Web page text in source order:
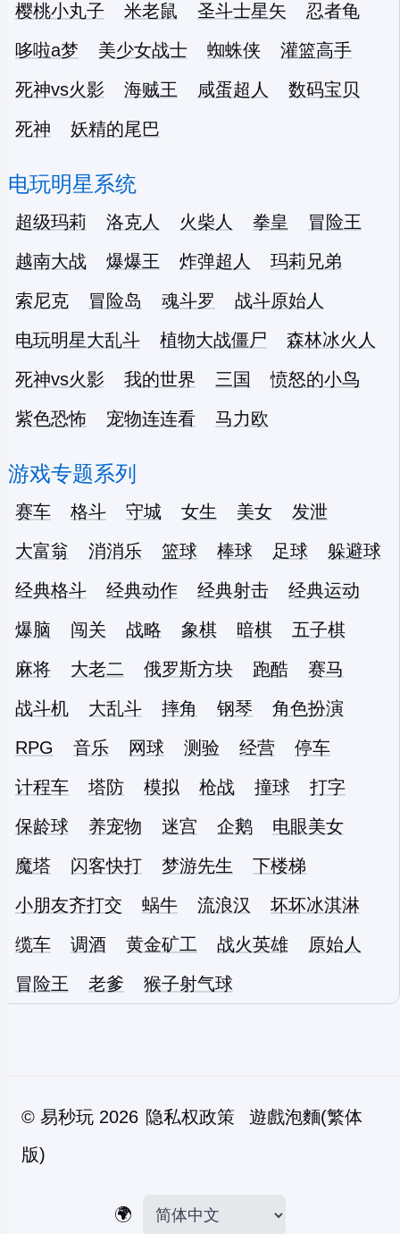
樱桃小丸子
米老鼠 圣斗士星矢
忍者龟
哆啦a梦
美少女战士 蜘蛛侠
灌篮高手
死神vs火影
海贼王 咸蛋超人
数码宝贝
死神
妖精的尾巴
电玩明星系统
超级玛莉 洛克人 火柴人 拳皇
冒险王
越南大战
爆爆王 炸弹超人
玛莉兄弟
索尼克
冒险岛 魂斗罗
战斗原始人
电玩明星大乱斗
植物大战僵尸
森林冰火人
死神vs火影
我的世界 三国
愤怒的小鸟
紫色恐怖
宠物连连看 马力欧
游戏专题系列
赛车 格斗 守城 女生 美女
发泄
大富翁
消消乐 篮球 棒球 足球
躲避球
经典格斗
经典动作 经典射击
经典运动
爆脑
闯关 战略 象棋 暗棋
五子棋
麻将
大老二 俄罗斯方块 跑酷
赛马
战斗机
大乱斗 摔角 钢琴
角色扮演
RPG
音乐 网球 测验 经营
停车
计程车
塔防 模拟 枪战 撞球
打字
保龄球
养宠物 迷宫 企鹅
电眼美女
魔塔
闪客快打 梦游先生
下楼梯
小朋友齐打交
蜗牛 流浪汉
坏坏冰淇淋
缆车
调酒 黄金矿工 战火英雄
原始人
冒险王
老爹 猴子射气球
© 易秒玩 2026 隐私权政策
遊戲泡麵(繁体
版)
🌍